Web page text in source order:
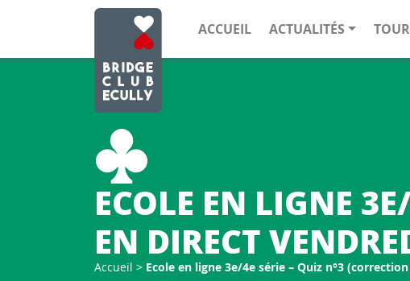
ACCUEIL ACTUALITÉS
ECOLE EN LIGNE
EN DIRECT
Accueil > Ecole en ligne 3e/4e série – Quiz n°3